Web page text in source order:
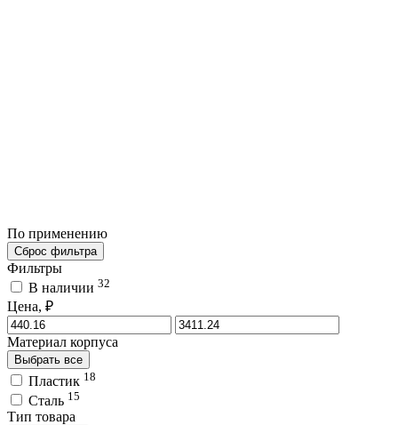
По применению
Сброс фильтра
Фильтры
В наличии 32
Цена, ₽
Материал корпуса
Выбрать все
Пластик 18
Сталь 15
Тип товара